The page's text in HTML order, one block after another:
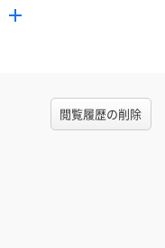
閲覧履歴の削除